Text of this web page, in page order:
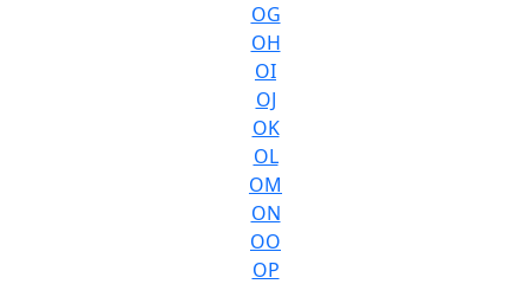
OG
OH
OI
OJ
OK
OL
OM
ON
OO
OP